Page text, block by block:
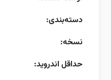
دسته‌بندی:
نسخه:
حداقل اندروید: